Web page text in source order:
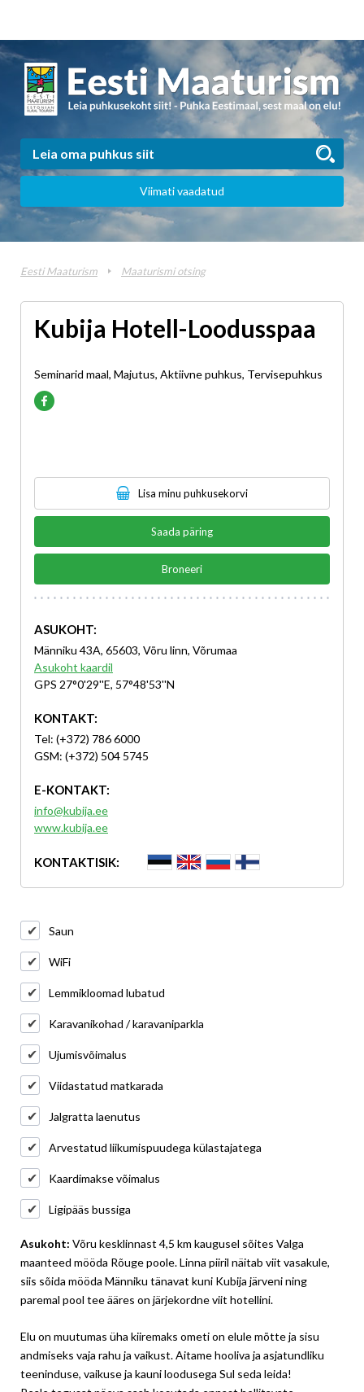
Viimati vaadatud
Eesti Maaturism Maaturismi otsing
Kubija Hotell-Loodusspaa
Seminarid maal, Majutus, Aktiivne puhkus, Tervisepuhkus
Lisa minu puhkusekorvi
Saada päring
Broneeri
ASUKOHT:
Männiku 43A, 65603, Võru linn, Võrumaa
Asukoht kaardil
GPS 27°0'29''E, 57°48'53''N
KONTAKT:
Tel: (+372) 786 6000
GSM: (+372) 504 5745
E-KONTAKT:
info@kubija.ee
www.kubija.ee
KONTAKTISIK:
Saun
WiFi
Lemmikloomad lubatud
Karavanikohad / karavaniparkla
Ujumisvõimalus
Viidastatud matkarada
Jalgratta laenutus
Arvestatud liikumispuudega külastajatega
Kaardimakse võimalus
Ligipääs bussiga
Asukoht: Võru kesklinnast 4,5 km kaugusel sõites Valga
maanteed mööda Rõuge poole. Linna piiril näitab viit vasakule,
siis sõida mööda Männiku tänavat kuni Kubija järveni ning
paremal pool tee ääres on järjekordne viit hotellini.
Elu on muutumas üha kiiremaks ometi on elule mõtte ja sisu
andmiseks vaja rahu ja vaikust. Aitame hooliva ja asjatundliku
teeninduse, vaikuse ja kauni loodusega Sul seda leida!